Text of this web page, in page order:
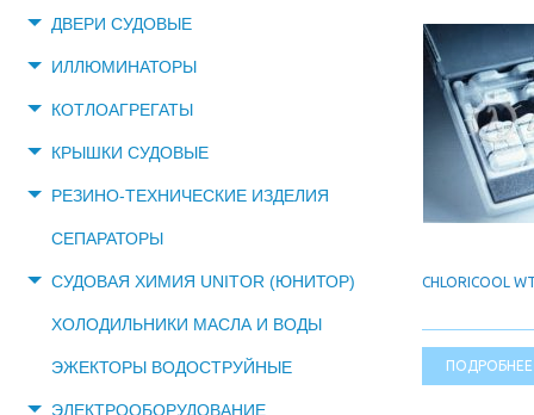
ДВЕРИ СУДОВЫЕ
ИЛЛЮМИНАТОРЫ
КОТЛОАГРЕГАТЫ
КРЫШКИ СУДОВЫЕ
РЕЗИНО-ТЕХНИЧЕСКИЕ ИЗДЕЛИЯ
СЕПАРАТОРЫ
СУДОВАЯ ХИМИЯ UNITOR (ЮНИТОР)
ХОЛОДИЛЬНИКИ МАСЛА И ВОДЫ
ЭЖЕКТОРЫ ВОДОСТРУЙНЫЕ
ЭЛЕКТРООБОРУДОВАНИЕ
CHLORICOOL
ПОДРОБНЕЕ